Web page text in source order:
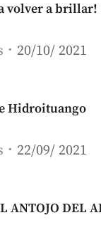
volver a brillar!
20/10/ 2021
Hidroituango
22/09/ 2021
ANTOJO DEL